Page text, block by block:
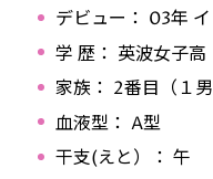
デビュー： 03年
学 歴： 英波女子高
家族： 2番目（１男
血液型： A型
干支(えと）： 午